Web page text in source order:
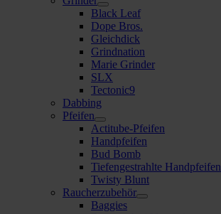
Black Leaf
Dope Bros.
Gleichdick
Grindnation
Marie Grinder
SLX
Tectonic9
Dabbing
Pfeifen
Actitube-Pfeifen
Handpfeifen
Bud Bomb
Tiefengestrahlte Handpfeifen
Twisty Blunt
Raucherzubehör
Baggies